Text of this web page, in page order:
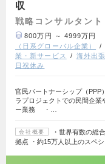
収
戦略コンサルタント
800万円 ～ 4999万円
（日系グローバル企業）
業・新サービス
海外出張
日祝休み
官民パートナーシップ（PPP
ラプロジェクトでの民間企業
ー業務 ・…
会社概要
・世界有数の総
拠点 ・約15万人以上のスペ